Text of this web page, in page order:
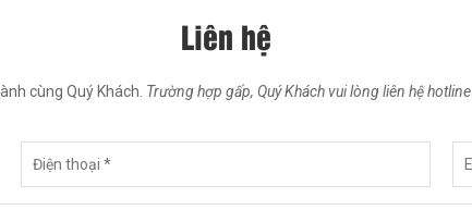
Liên hệ
cùng Quý Khách. Trường hợp gấp, Quý Khách vui lòng liên hệ hotline